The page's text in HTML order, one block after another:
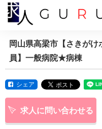
岡山県高梁市【さきが
員】一般病院★病棟
シェア
求人に問い合わせる